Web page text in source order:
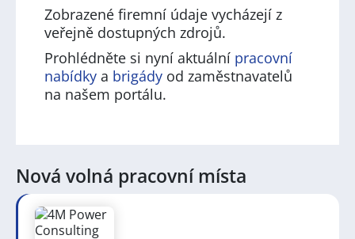
Zobrazené firemní údaje vycházejí z
veřejně dostupných zdrojů.
Prohlédněte si nyní aktuální pracovní
nabídky a brigády od zaměstnavatelů
na našem portálu.
Nová volná pracovní místa